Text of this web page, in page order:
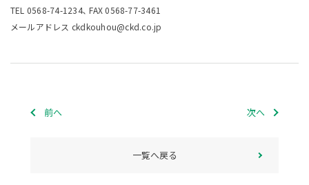
TEL 0568-74-1234､ FAX 0568-77-3461
メールアドレス ckdkouhou@ckd.co.jp
前へ 次へ
一覧へ戻る